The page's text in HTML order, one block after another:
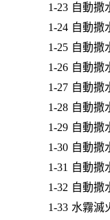
1-23 自動
1-24 自動
1-25 自動
1-26 自動
1-27 自動
1-28 自動
1-29 自動
1-30 自動
1-31 自動
1-32 自動
1-33 水霧